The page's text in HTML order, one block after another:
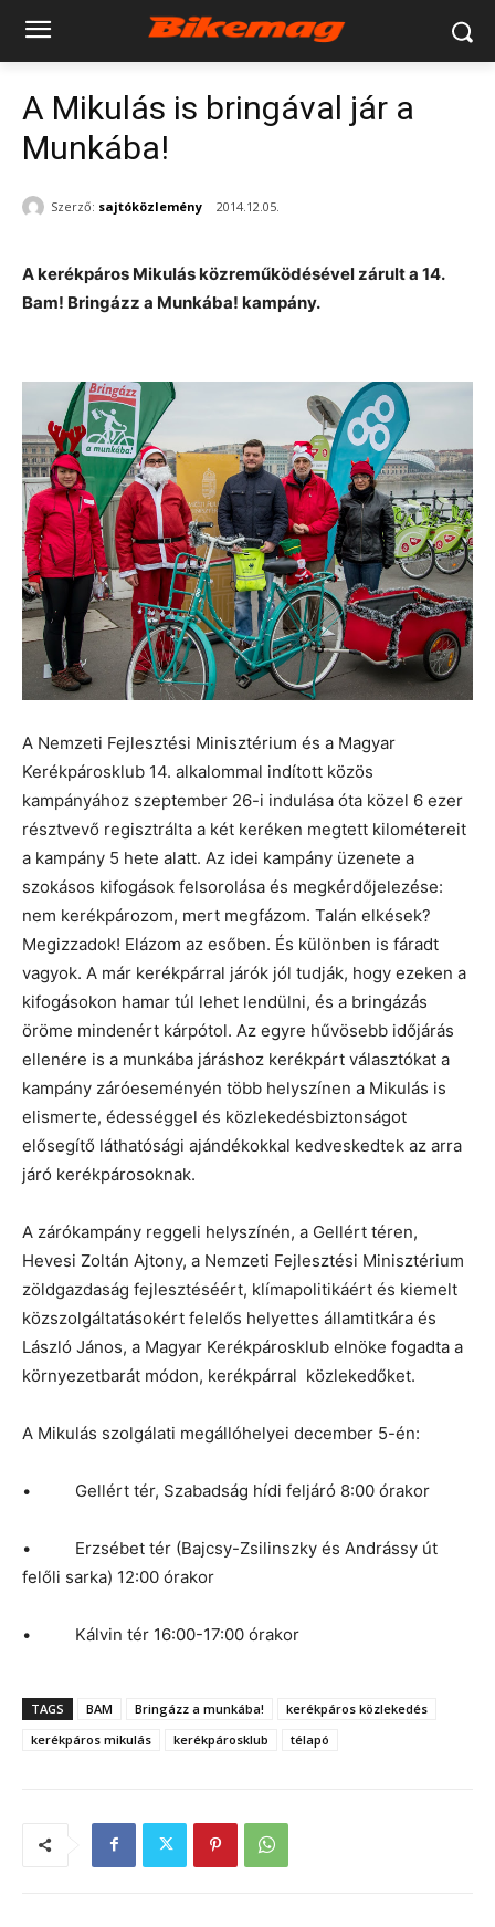
A Mikulás is bringával jár a
Munkába!
Szerző: sajtóközlemény 2014.12.05.
A kerékpáros Mikulás közreműködésével zárult a 14.
Bam! Bringázz a Munkába! kampány.
A Nemzeti Fejlesztési Minisztérium és a Magyar
Kerékpárosklub 14. alkalommal indított közös
kampányához szeptember 26-i indulása óta közel 6 ezer
résztvevő regisztrálta a két keréken megtett kilométereit
a kampány 5 hete alatt. Az idei kampány üzenete a
szokásos kifogások felsorolása és megkérdőjelezése:
nem kerékpározom, mert megfázom. Talán elkések?
Megizzadok! Elázom az esőben. És különben is fáradt
vagyok. A már kerékpárral járók jól tudják, hogy ezeken a
kifogásokon hamar túl lehet lendülni, és a bringázás
öröme mindenért kárpótol. Az egyre hűvösebb időjárás
ellenére is a munkába járáshoz kerékpárt választókat a
kampány záróeseményén több helyszínen a Mikulás is
elismerte, édességgel és közlekedésbiztonságot
elősegítő láthatósági ajándékokkal kedveskedtek az arra
járó kerékpárosoknak.
A zárókampány reggeli helyszínén, a Gellért téren,
Hevesi Zoltán Ajtony, a Nemzeti Fejlesztési Minisztérium
zöldgazdaság fejlesztéséért, klímapolitikáért és kiemelt
közszolgáltatásokért felelős helyettes államtitkára és
László János, a Magyar Kerékpárosklub elnöke fogadta a
környezetbarát módon, kerékpárral közlekedőket.
A Mikulás szolgálati megállóhelyei december 5-én:
• Gellért tér, Szabadság hídi feljáró 8:00 órakor
• Erzsébet tér (Bajcsy-Zsilinszky és Andrássy út
felőli sarka) 12:00 órakor
• Kálvin tér 16:00-17:00 órakor
TAGS BAM Bringázz a munkába!
kerékpáros közlekedés
kerékpáros mikulás
kerékpárosklub télapó